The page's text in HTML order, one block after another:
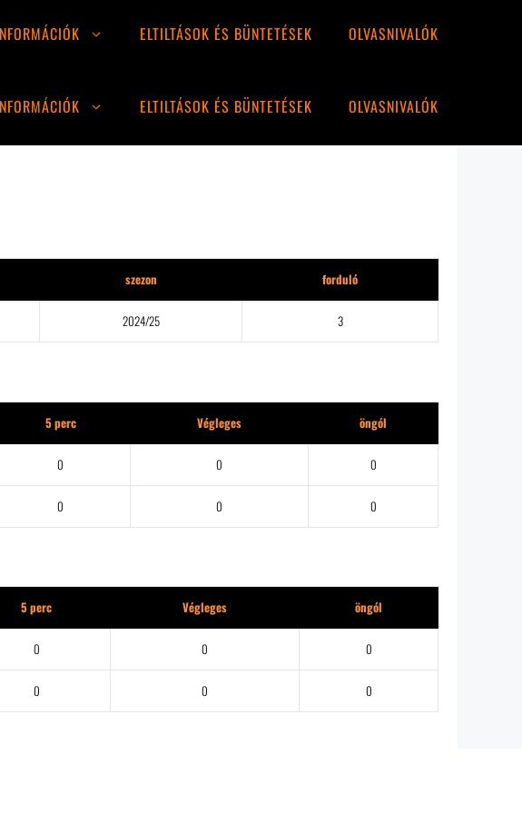
ELTILTÁSOK ÉS BÜNTETÉSEK OLVASNIVALÓK
ELTILTÁSOK ÉS BÜNTETÉSEK OLVASNIVALÓK
szezon forduló
2024/25 3
5 perc Végleges öngól
0 0 0
0 0 0
5 perc Végleges öngól
0 0 0
0 0 0